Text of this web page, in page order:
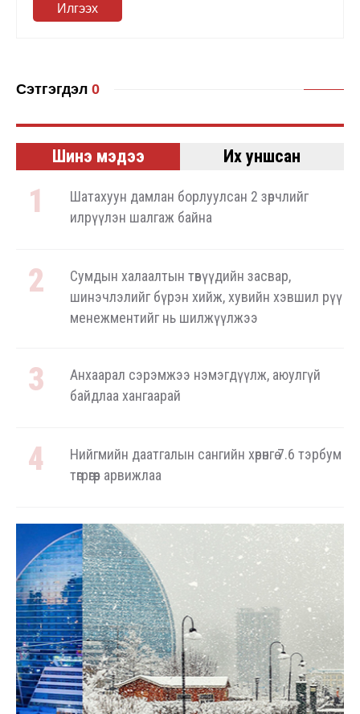
Илгээх
Сэтгэгдэл 0
Шинэ мэдээ Их уншсан
Шатахуун дамлан борлуулсан 2 зөрчлийг
илрүүлэн шалгаж байна
Сумдын халаалтын төвүүдийн засвар,
шинэчлэлийг бүрэн хийж, хувийн хэвшил рүү
менежментийг нь шилжүүлжээ
Анхаарал сэрэмжээ нэмэгдүүлж, аюулгүй
байдлаа хангаарай
Нийгмийн даатгалын сангийн хөрөнгө 7.6 тэрбум
төгрөгөөр арвижлаа
Аялал жуулчлалын компанийн автомашиныг
ШТС-ууд хязгаарлалтгүй шатахуун олгох
боломжоор хангана
“Нүүрс пиролизийн үйлдвэр”-ийг төр, хувийн
хэвшлийн түншлэлээр хэрэгжүүлэх
тогтоолын төслийг дэмжлээ